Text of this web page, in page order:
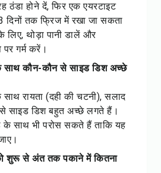
ठंडा होने दें, फिर एक एयरटाइट
तक फ्रिज में रखा जा सकता
लिए, थोड़ा पानी डालें और
पर गर्म करें।
साथ कौन-कौन से साइड डिश अच्छे
रायता (दही की चटनी), सलाद
साइड डिश बहुत अच्छे लगते हैं।
के साथ भी परोस सकते हैं ताकि यह
शुरू से अंत तक पकाने में कितना